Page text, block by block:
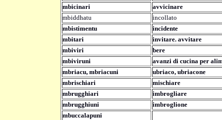
mbicinari
avvicinare
mbiddhatu
incollato
mbistimentu
incidente
mbitari
invitare. avvitare
mbiviri
bere
mbiviruni
avanzi di cucina per
mbriacu, mbriacuni
ubriaco, ubriacone
mbrischiari
mischiare
mbrugghiari
imbrogliare
mbrugghiuni
imbroglione
mbuccalapuni